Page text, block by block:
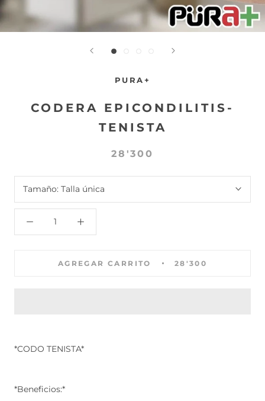
PURA+
CODERA EPICONDILITIS-
TENISTA
28'300
Tamaño: Talla única
AGREGAR CARRITO 28'300
*CODO TENISTA*
*Beneficios:*